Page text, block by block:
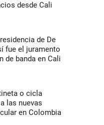
desde Cali
de De
fue el juramento
de banda en Cali
o cicla
las nuevas
en Colombia